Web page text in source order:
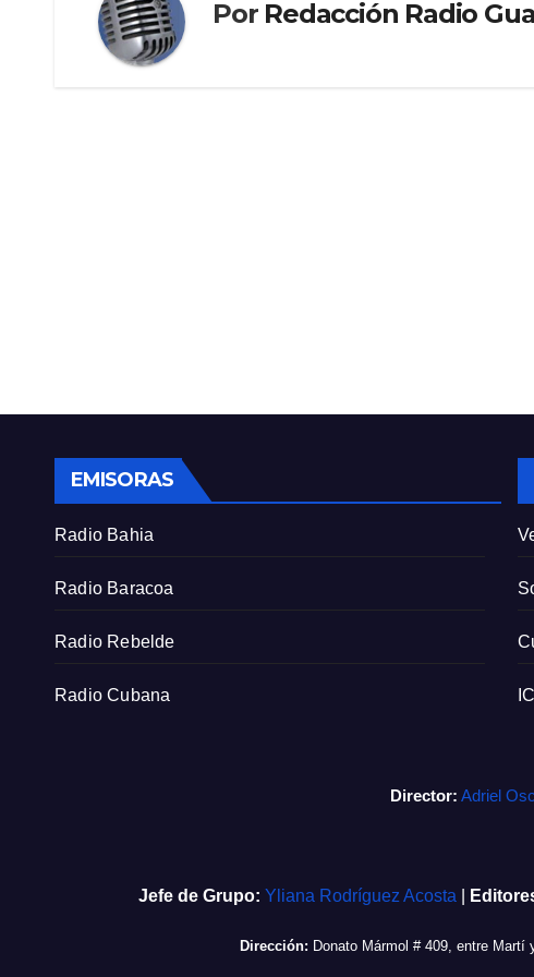
Por Redacción Radio
EMISORAS
Radio Bahia
Radio Baracoa
Radio Rebelde
Radio Cubana
Director: Adriel
Jefe de Grupo: Yliana Rodríguez Acosta
Dirección: Donato Mármol # 409, entre Martí